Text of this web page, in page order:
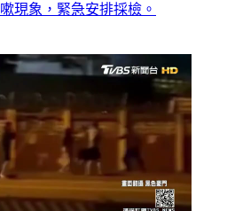
現象，緊急安排採檢。